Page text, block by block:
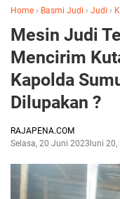
Home › Basmi Judi › Judi ›
Mesin Judi
Mencirim
Kapolda
Dilupakan ?
RAJAPENA.COM
Selasa, 20 Juni 2023Juni 20,